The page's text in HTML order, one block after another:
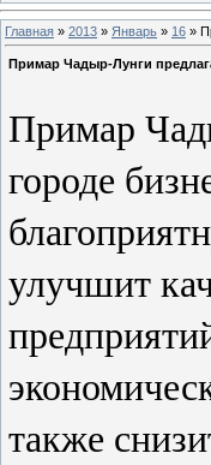
Главная » 2013 » Январь » 16 »
Примар Чадыр-Лунги
Примар
городе
улучшит
также